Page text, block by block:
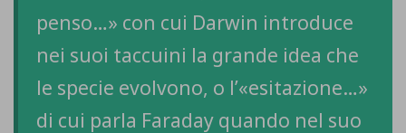
penso…» con cui Darwin introduce
nei suoi taccuini la grande idea che
le specie evolvono, o l’«esitazione…»
di cui parla Faraday quando nel suo